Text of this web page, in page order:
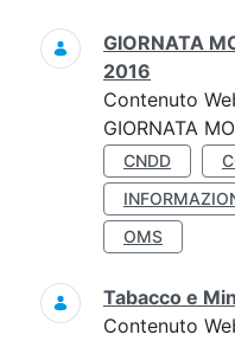
GIORNATA
2016
Contenuto
GIORNATA
CNDD
OMS
Tabacco e
Contenuto